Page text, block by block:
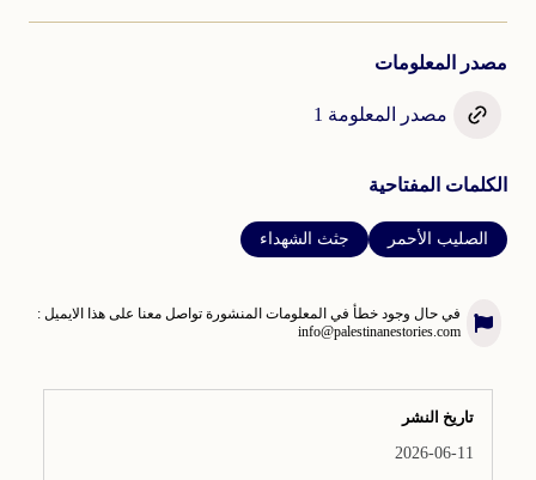
مصدر المعلومات
مصدر المعلومة 1
الكلمات المفتاحية
الصليب الأحمر جثث الشهداء
في حال وجود خطأ في المعلومات المنشورة تواصل معنا على هذا الايميل :
info@palestinanestories.com
تاريخ النشر
2026-06-11